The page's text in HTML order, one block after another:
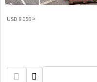
≈ 8 056 USD